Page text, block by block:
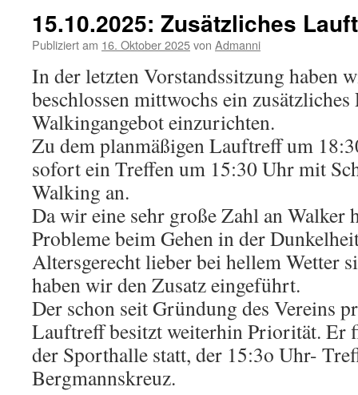
15.10.2025: Zusätzliches
Publiziert am 16. Oktober 2025von Admanni
In der letzten Vorstandssitzung haben
beschlossen mittwochs ein
Walkingangebot einzurichten.
Zu dem planmäßigen Lauftreff um
sofort ein Treffen um 15:30 Uhr mit
Walking an.
Da wir eine sehr große Zahl an Walker
Probleme beim Gehen in der
Altersgerecht lieber bei hellem Wetter
haben wir den Zusatz eingeführt.
Der schon seit Gründung des Vereins
Lauftreff besitzt weiterhin Priorität. Er
der Sporthalle statt, der 15:3o Uhr-
Bergmannskreuz.